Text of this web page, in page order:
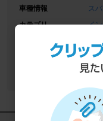
車種情報
ス
カテゴリ
イ